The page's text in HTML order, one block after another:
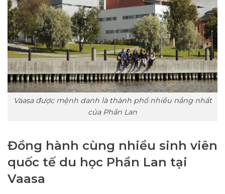
Vaasa được mệnh danh là thành phố nhiều nắng nhất
của Phần Lan
Đồng hành cùng nhiều sinh viên
quốc tế du học Phần Lan tại
Vaasa